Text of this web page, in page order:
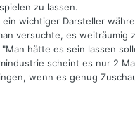
zu lassen.
ein wichtiger Darsteller
versuchte, es weiträumig
"Man hätte es sein lassen
scheint es nur 2
wenn es genug